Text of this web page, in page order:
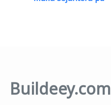
Buildeey.com